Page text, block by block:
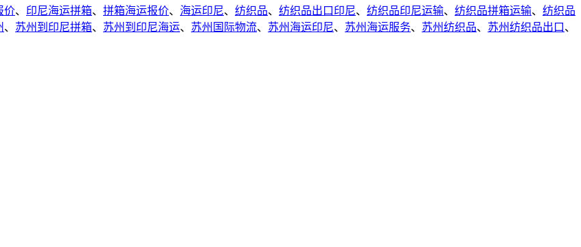
价、 印尼海运拼箱、 拼箱海运报价、 海运印尼、 纺织品、 纺织品出口印尼、 纺织品印尼运输、 纺织品拼箱运输、 纺织品
、 苏州到印尼拼箱、 苏州到印尼海运、 苏州国际物流、 苏州海运印尼、 苏州海运服务、 苏州纺织品、 苏州纺织品出口 、